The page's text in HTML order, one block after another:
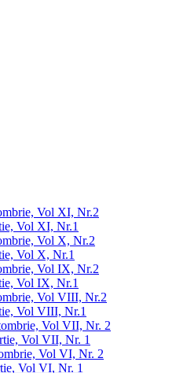
Vol XI, Nr.2
Vol XI, Nr.1
Vol X, Nr.2
Vol X, Nr.1
Vol IX, Nr.2
Vol IX, Nr.1
Vol VIII, Nr.2
Vol VIII, Nr.1
Vol VII, Nr. 2
Vol VII, Nr. 1
Vol VI, Nr. 2
Vol VI, Nr. 1